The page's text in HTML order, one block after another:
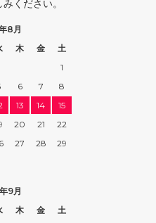
ください。
8月
木 金
土
1
6 7
8
13 14
15
20 21
22
27 28
29
9月
木 金
土